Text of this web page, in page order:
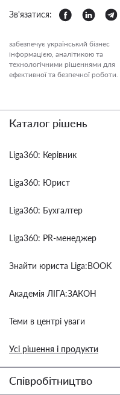
Зв'язатися:
забезпечує український бізнес
інформацією, аналітикою та
технологічними рішеннями для
ефективної та безпечної роботи.
Каталог рішень
Liga360: Керівник
Liga360: Юрист
Liga360: Бухгалтер
Liga360: PR-менеджер
Знайти юриста Liga:BOOK
Академія ЛІГА:ЗАКОН
Теми в центрі уваги
Усі рішення і продукти
Співробітництво